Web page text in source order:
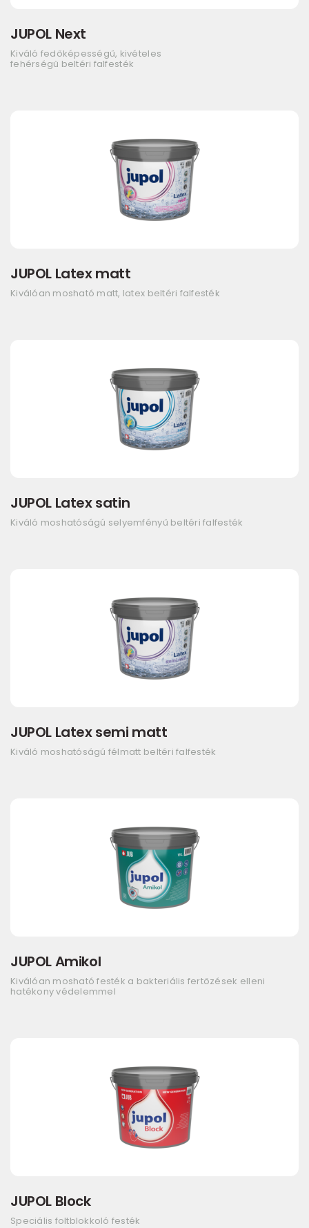
JUPOL Next
Kiváló fedőképességű, kivételes
fehérségű beltéri falfesték
JUPOL Latex matt
Kiválóan mosható matt, latex beltéri falfesték
JUPOL Latex satin
Kiváló moshatóságú selyemfényű beltéri falfesték
JUPOL Latex semi matt
Kiváló moshatóságú félmatt beltéri falfesték
JUPOL Amikol
Kiválóan mosható festék a bakteriális fertőzések elleni
hatékony védelemmel
JUPOL Block
Speciális foltblokkoló festék